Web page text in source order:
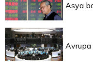
Asya
Avrupa